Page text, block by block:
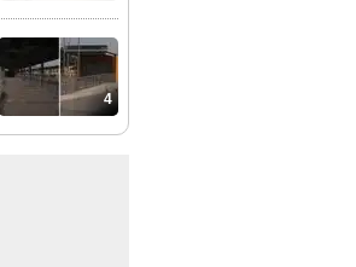
4